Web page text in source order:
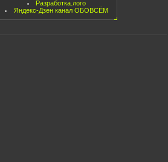
Разработка.лого
Яндекс-Дзен канал ОБОВСЁМ